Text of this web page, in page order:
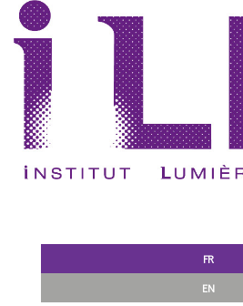
FR
EN